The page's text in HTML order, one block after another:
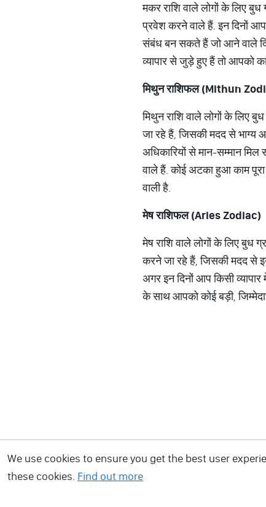
मकर राशि वाले लोगों के लिए बुध
प्रवेश करने वाले हैं. इन दिनों
संबंध बन सकते हैं जो आने वाले
व्यापार से जुड़े हुए हैं तो आपको
मिथुनराशिफल(Mithun
मिथुन राशि वाले लोगों के लिए
जा रहे हैं, जिसकी मदद से भाग्य
अधिकारियों से मान-सम्मान
वाले हैं. कोई अटका हुआ काम
वाली है.
मेषराशिफल(Aries Zodiac)
मेष राशि वाले लोगों के लिए बुध
करने जा रहे हैं, जिसकी मदद से
अगर इन दिनों आप किसी
के साथ आपको कोई बड़ी,
We use cookies to ensure you get the best user
these cookies. Find out more